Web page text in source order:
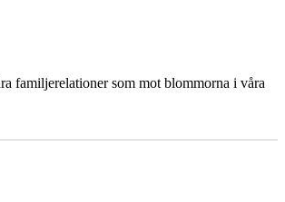
familjerelationer som mot blommorna i våra